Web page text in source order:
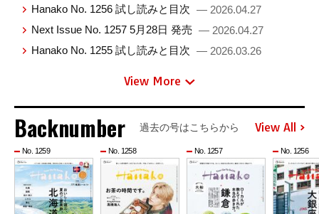
Hanako No. 1256 試し読みと目次 — 2026.04.27
Next Issue No. 1257 5月28日 発売 — 2026.04.27
Hanako No. 1255 試し読みと目次 — 2026.03.26
View More
Backnumber 過去の号はこちらから View All
No. 1259 No. 1258 No. 1257 No. 1256